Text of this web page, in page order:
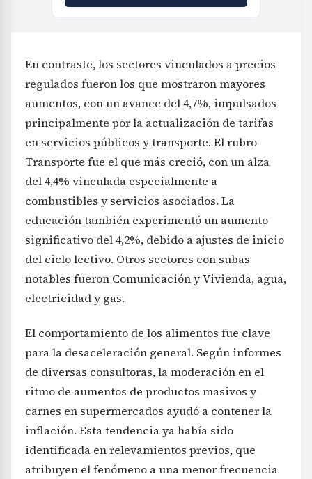
En contraste, los sectores vinculados a precios
regulados fueron los que mostraron mayores
aumentos, con un avance del 4,7%, impulsados
principalmente por la actualización de tarifas
en servicios públicos y transporte. El rubro
Transporte fue el que más creció, con un alza
del 4,4% vinculada especialmente a
combustibles y servicios asociados. La
educación también experimentó un aumento
significativo del 4,2%, debido a ajustes de inicio
del ciclo lectivo. Otros sectores con subas
notables fueron Comunicación y Vivienda, agua,
electricidad y gas.
El comportamiento de los alimentos fue clave
para la desaceleración general. Según informes
de diversas consultoras, la moderación en el
ritmo de aumentos de productos masivos y
carnes en supermercados ayudó a contener la
inflación. Esta tendencia ya había sido
identificada en relevamientos previos, que
atribuyen el fenómeno a una menor frecuencia